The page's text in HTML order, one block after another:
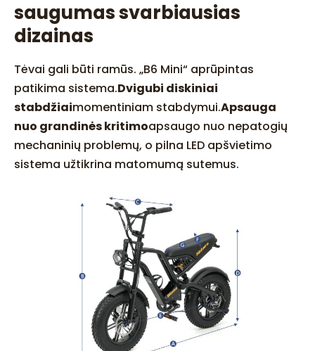
saugumas svarbiausias
dizainas
Tėvai gali būti ramūs. „B6 Mini“ aprūpintas
patikima sistema.Dvigubi diskiniai
stabdžiaimomentiniam stabdymui.Apsauga
nuo grandinės kritimoapsaugo nuo nepatogių
mechaninių problemų, o pilna LED apšvietimo
sistema užtikrina matomumą sutemus.